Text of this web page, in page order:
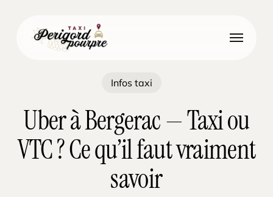
Menu
Infos taxi
Uber à Bergerac — Taxi ou
VTC ? Ce qu’il faut vraiment
savoir